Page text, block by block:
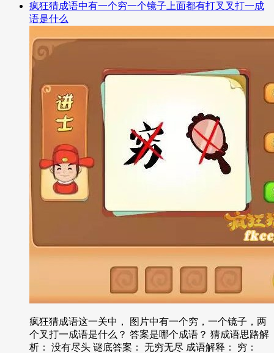
疯狂猜成语中有一个穷一个镜子上面都有打叉叉打一成
语是什么
疯狂猜成语这一关中， 图片中有一个穷，一个镜子，两
个叉打一成语是什么？ 答案是哪个成语？ 猜成语思路解
析： 没有尽头 谜底答案： 无穷无尽 成语解释： 穷：